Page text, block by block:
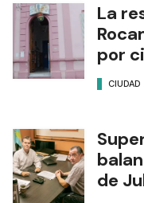
La
por
CIUDAD
de